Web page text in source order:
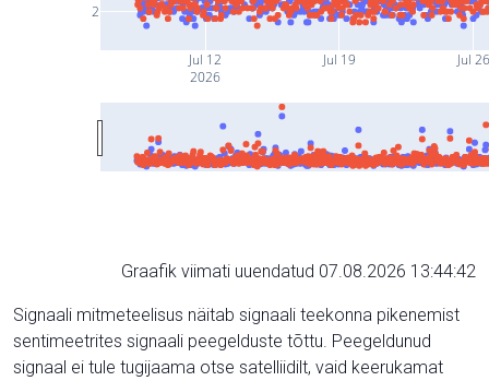
Jul 12
2026
Jul 19 Jul 26
2
Graafik viimati uuendatud 07.08.2026 13:44:42
Signaali mitmeteelisus näitab signaali teekonna pikenemist
sentimeetrites signaali peegelduste tõttu. Peegeldunud
signaal ei tule tugijaama otse satelliidilt, vaid keerukamat